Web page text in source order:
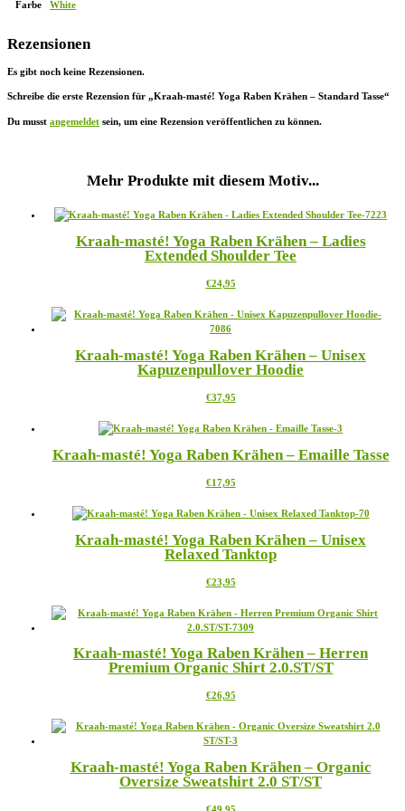
Farbe White
Rezensionen
Es gibt noch keine Rezensionen.
Schreibe die erste Rezension für „Kraah-masté! Yoga Raben Krähen – Standard Tasse“
Du musst angemeldet sein, um eine Rezension veröffentlichen zu können.
Mehr Produkte mit diesem Motiv...
Kraah-masté! Yoga Raben Krähen – Ladies
Extended Shoulder Tee
€24,95Dieses
weist
auf.
Die
können
der
gewählt
Kraah-masté! Yoga Raben Krähen – Unisex
Kapuzenpullover Hoodie
€37,95Dieses
weist
Varianten
Die
können
der
Produktseite
werden
Kraah-masté! Yoga Raben Krähen – Emaille Tasse
€17,95Dieses
weist
Varianten
auf.
Optionen
auf
der
gewählt
werden
Kraah-masté! Yoga Raben Krähen – Unisex
Relaxed Tanktop
€23,95Dieses
weist
mehrere
auf.
Die
können
der
Produktseite
werden
Kraah-masté! Yoga Raben Krähen – Herren
Premium Organic Shirt 2.0.ST/ST
€26,95Dieses
weist
mehrere
auf.
Die
Kraah-masté! Yoga Raben Krähen – Organic
Oversize Sweatshirt 2.0 ST/ST
Dieses